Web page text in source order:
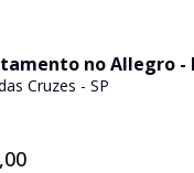
no Allegro -
Cruzes - SP